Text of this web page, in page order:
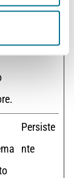
Persiste
nte